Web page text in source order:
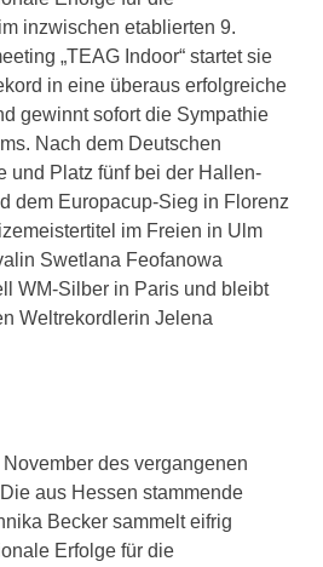
inzwischen etablierten 9.
„TEAG Indoor“ startet sie
in eine überaus erfolgreiche
gewinnt sofort die Sympathie
Nach dem Deutschen
und Platz fünf bei der Hallen-
dem Europacup-Sieg in Florenz
im Freien in Ulm
Swetlana Feofanowa
WM-Silber in Paris und bleibt
Weltrekordlerin Jelena
des vergangenen
aus Hessen stammende
Becker sammelt eifrig
Erfolge für die